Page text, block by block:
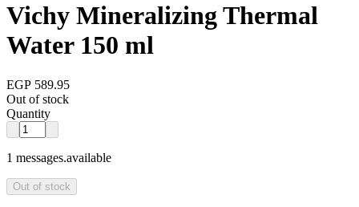
Vichy Mineralizing Thermal
Water 150 ml
EGP 589.95
Out of stock
Quantity
1 messages.available
Out of stock